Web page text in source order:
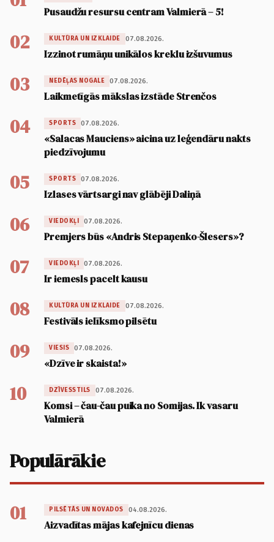
Pusaudžu resursu centram Valmierā – 5!
02 KULTŪRA UN IZKLAIDE 07.08.2026.
Izzinot rumāņu unikālos kreklu izšuvumus
03 NEDĒĻAS NOGALE 07.08.2026.
Laikmetīgās mākslas izstāde Strenčos
04 SPORTS 07.08.2026.
«Salacas Mauciens» aicina uz leģendāru nakts
piedzīvojumu
05 SPORTS 07.08.2026.
Izlases vārtsargi nav glābēji Daliņā
06 VIEDOKĻI 07.08.2026.
Premjers būs «Andris Stepaņenko-Šlesers»?
07 VIEDOKĻI 07.08.2026.
Ir iemesls pacelt kausu
08 KULTŪRA UN IZKLAIDE 07.08.2026.
Festivāls ielīksmo pilsētu
09 VIESIS 07.08.2026.
«Dzīve ir skaista!»
10 DZĪVESSTILS 07.08.2026.
Komsi – čau-čau puika no Somijas. Ik vasaru
Valmierā
Populārākie
01 PILSĒTĀS UN NOVADOS 04.08.2026.
Aizvadītas mājas kafejnīcu dienas